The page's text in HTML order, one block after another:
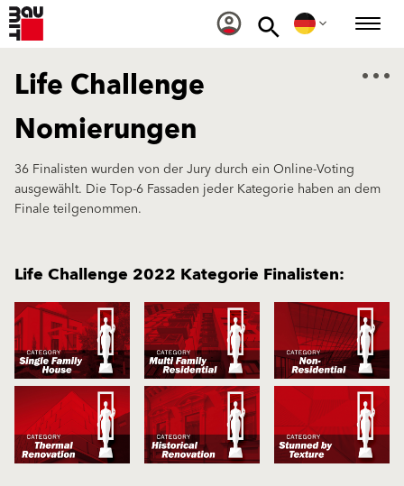
Life Challenge
Nomierungen
36 Finalisten wurden von der Jury durch ein Online-Voting
ausgewählt. Die Top-6 Fassaden jeder Kategorie haben an dem
Finale teilgenommen.
Life Challenge 2022 Kategorie Finalisten: